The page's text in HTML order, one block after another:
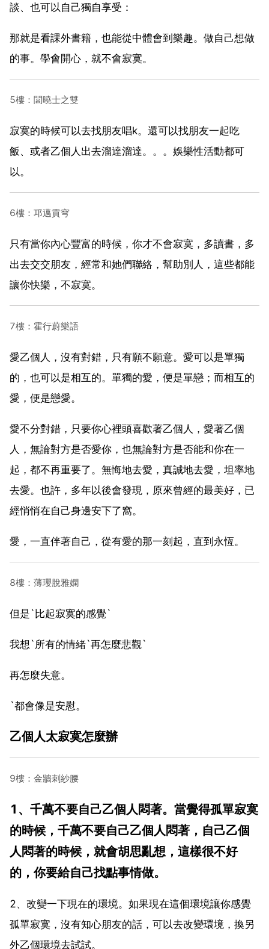
談、也可以自己獨自享受：
那就是看課外書籍，也能從中體會到樂趣。做自己想做
的事。學會開心，就不會寂寞。
5樓：閭曉士之雙
寂寞的時候可以去找朋友唱k。還可以找朋友一起吃
飯、或者乙個人出去溜達溜達。。。娛樂性活動都可
以。
6樓：邛邁貢穹
只有當你內心豐富的時候，你才不會寂寞，多讀書，多
出去交交朋友，經常和她們聯絡，幫助別人，這些都能
讓你快樂，不寂寞。
7樓：霍行蔚樂語
愛乙個人，沒有對錯，只有願不願意。愛可以是單獨
的，也可以是相互的。單獨的愛，便是單戀；而相互的
愛，便是戀愛。
愛不分對錯，只要你心裡頭喜歡著乙個人，愛著乙個
人，無論對方是否愛你，也無論對方是否能和你在一
起，都不再重要了。無悔地去愛，真誠地去愛，坦率地
去愛。也許，多年以後會發現，原來曾經的最美好，已
經悄悄在自己身邊安下了窩。
愛，一直伴著自己，從有愛的那一刻起，直到永恆。
8樓：薄瓔脫雅嫻
但是`比起寂寞的感覺`
我想`所有的情緒`再怎麼悲觀`
再怎麼失意。
`都會像是安慰。
乙個人太寂寞怎麼辦
9樓：金牆刺紗腰
1、千萬不要自己乙個人悶著。當覺得孤單寂寞
的時候，千萬不要自己乙個人悶著，自己乙個
人悶著的時候，就會胡思亂想，這樣很不好
的，你要給自己找點事情做。
2、改變一下現在的環境。如果現在這個環境讓你感覺
孤單寂寞，沒有知心朋友的話，可以去改變環境，換另
外乙個環境去試試。